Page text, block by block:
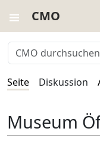
CMO
Seite Diskussion
Museum